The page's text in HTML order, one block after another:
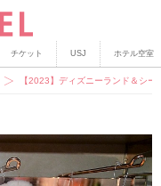
チケット USJ ホテル空室
【2023】ディズニーランド＆シ